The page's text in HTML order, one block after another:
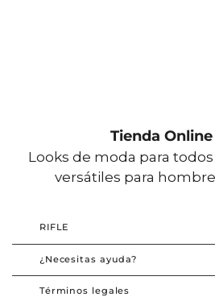
Tienda
Looks de moda para
versátiles para
RIFLE
¿Necesitas ayuda?
Términos legales